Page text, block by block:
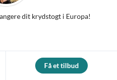
dit krydstogt i Europa!
Få et tilbud